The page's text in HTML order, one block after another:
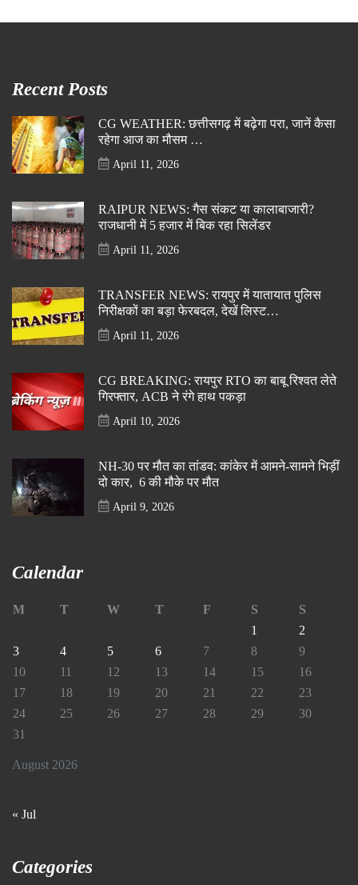
Recent Posts
CG WEATHER: छत्तीसगढ़ में बढ़ेगा परा, जानें कैसा
रहेगा आज का मौसम …
April 11, 2026
RAIPUR NEWS: गैस संकट या कालाबाजारी?
राजधानी में 5 हजार में बिक रहा सिलेंडर
April 11, 2026
TRANSFER NEWS: रायपुर में यातायात पुलिस
निरीक्षकों का बड़ा फेरबदल, देखें लिस्ट…
April 11, 2026
CG BREAKING: रायपुर RTO का बाबू रिश्वत लेते
गिरफ्तार, ACB ने रंगे हाथ पकड़ा
April 10, 2026
NH-30 पर मौत का तांडव: कांकेर में आमने-सामने भिड़ीं
दो कार, 6 की मौके पर मौत
April 9, 2026
Calendar
August 2026
M T W T F S
S
1
2
3
4 5 6 7 8
9
10
11 12 13 14 15
16
17
18 19 20 21 22
23
24
25 26 27 28 29
30
31
« Jul
Categories